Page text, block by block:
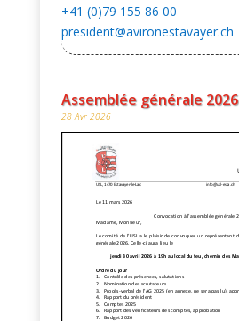
+41 (0)79 155 86 00
president@avironestavayer.ch
Assemblée générale 2026
28 Avr 2026